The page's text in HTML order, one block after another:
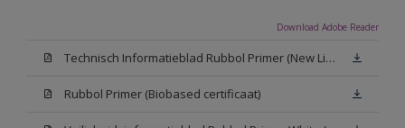
Download Adobe Reader
Technisch Informatieblad Rubbol Primer (New Livery) (PDF)
Rubbol Primer (Biobased certificaat)